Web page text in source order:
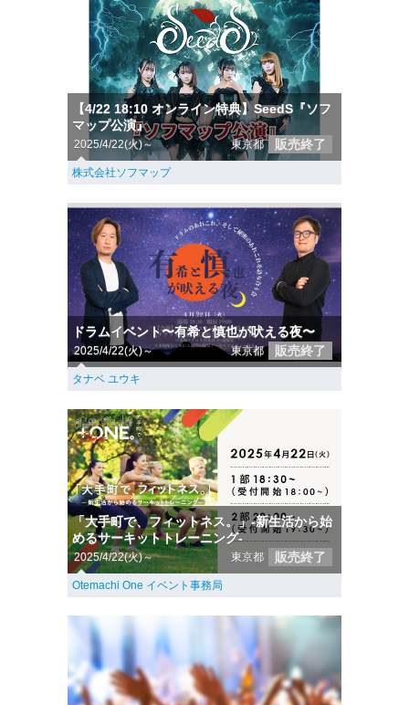
【4/22 18:10 オンライン特典】SeedS『ソフ
マップ公演』
2025/4/22(火)～ 東京都 販売終了
株式会社ソフマップ
ドラムイベント〜有希と慎也が吠える夜〜
2025/4/22(火)～ 東京都 販売終了
タナベ ユウキ
「大手町で、フィットネス。」-新生活から始
めるサーキットトレーニング-
2025/4/22(火)～ 東京都 販売終了
Otemachi One イベント事務局